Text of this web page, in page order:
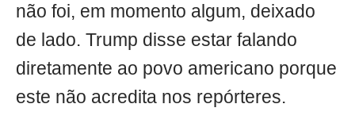
não foi, em momento algum, deixado
de lado. Trump disse estar falando
diretamente ao povo americano porque
este não acredita nos repórteres.